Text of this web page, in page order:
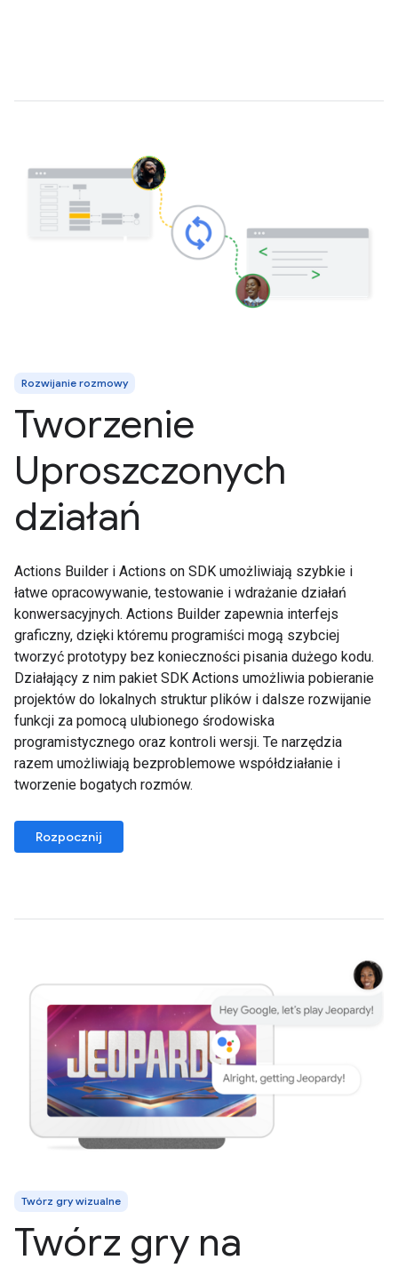
Rozwijanie rozmowy
Tworzenie
Uproszczonych
działań
Actions Builder i Actions on SDK umożliwiają szybkie i
łatwe opracowywanie, testowanie i wdrażanie działań
konwersacyjnych. Actions Builder zapewnia interfejs
graficzny, dzięki któremu programiści mogą szybciej
tworzyć prototypy bez konieczności pisania dużego kodu.
Działający z nim pakiet SDK Actions umożliwia pobieranie
projektów do lokalnych struktur plików i dalsze rozwijanie
funkcji za pomocą ulubionego środowiska
programistycznego oraz kontroli wersji. Te narzędzia
razem umożliwiają bezproblemowe współdziałanie i
tworzenie bogatych rozmów.
Rozpocznij
Twórz gry wizualne
Twórz gry na